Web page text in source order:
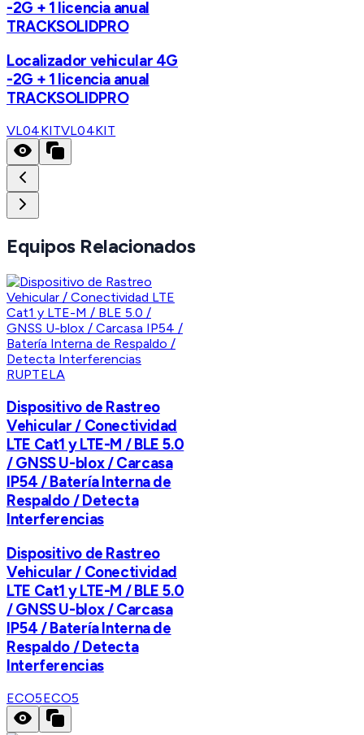
-2G + 1 licencia anual
TRACKSOLIDPRO
Localizador vehicular 4G
-2G + 1 licencia anual
TRACKSOLIDPRO
VL04KITVL04KIT
Equipos Relacionados
RUPTELA
Dispositivo de Rastreo
Vehicular / Conectividad
LTE Cat1 y LTE-M / BLE 5.0
/ GNSS U-blox / Carcasa
IP54 / Batería Interna de
Respaldo / Detecta
Interferencias
Dispositivo de Rastreo
Vehicular / Conectividad
LTE Cat1 y LTE-M / BLE 5.0
/ GNSS U-blox / Carcasa
IP54 / Batería Interna de
Respaldo / Detecta
Interferencias
ECO5ECO5